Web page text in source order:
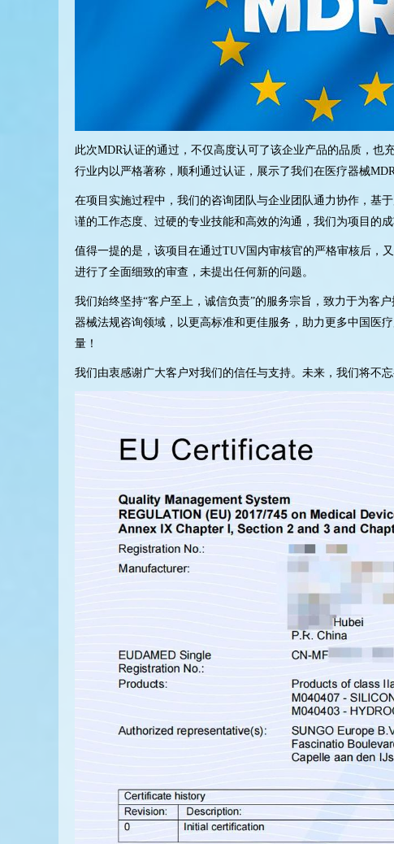
此次MDR认证的通过，不仅高度认可了该企业产品的品质，也
行业内以严格著称，顺利通过认证，展示了我们在医疗器械
在项目实施过程中，我们的咨询团队与企业团队通力协作，基
谨的工作态度、过硬的专业技能和高效的沟通，我们为项目的成
值得一提的是，该项目在通过TUV国内审核官的严格审核后，
进行了全面细致的审查，未提出任何新的问题。
我们始终坚持“客户至上，诚信负责”的服务宗旨，致力于为客
器械法规咨询领域，以更高标准和更佳服务，助力更多中国医
量！
我们由衷感谢广大客户对我们的信任与支持。未来，我们将不